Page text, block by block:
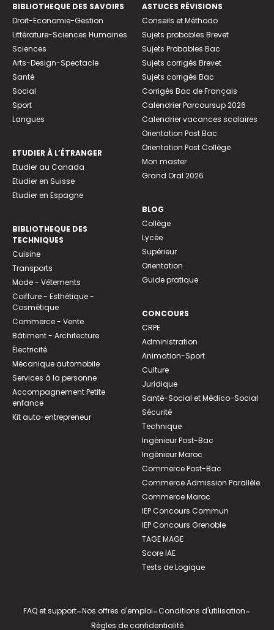
BIBLIOTHEQUE DES SAVOIRS
Droit-Economie-Gestion
Littérature-Sciences Humaines
Sciences
Arts-Design-Spectacle
Santé
Social
Sport
Langues
ETUDIER À L’ÉTRANGER
Etudier au Canada
Etudier en Suisse
Etudier en Espagne
BIBLIOTHEQUE DES
TECHNIQUES
Cuisine
Transports
Mode - Vêtements
Coiffure - Esthétique -
Cosmétique
Commerce - Vente
Bâtiment - Architecture
Électricité
Mécanique automobile
Services à la personne
Accompagnement Petite
enfance
Kit auto-entrepreneur
ASTUCES RÉVISIONS
Conseils et Méthodo
Sujets probables Brevet
Sujets Probables Bac
Sujets corrigés Brevet
Sujets corrigés Bac
Corrigés Bac de Français
Calendrier Parcoursup 2026
Calendrier vacances scolaires
Orientation Post Bac
Orientation Post Collège
Mon master
Grand Oral 2026
BLOG
Collège
Lycée
Supérieur
Orientation
Guide pratique
CONCOURS
CRPE
Administration
Animation-Sport
Culture
Juridique
Santé-Social et Médico-Social
Sécurité
Technique
Ingénieur Post-Bac
Ingénieur Maroc
Commerce Post-Bac
Commerce Admission Parallèle
Commerce Maroc
IEP Concours Commun
IEP Concours Grenoble
TAGE MAGE
Score IAE
Tests de Logique
FAQ et support-Nos offres d'emploi-Conditions d'utilisation-
Règles de confidentialité